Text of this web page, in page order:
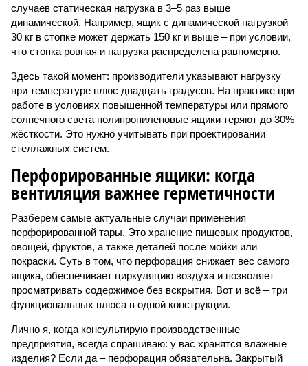
случаев статическая нагрузка в 3–5 раз выше
динамической. Например, ящик с динамической нагрузкой
30 кг в стопке может держать 150 кг и выше – при условии,
что стопка ровная и нагрузка распределена равномерно.
Здесь такой момент: производители указывают нагрузку
при температуре плюс двадцать градусов. На практике при
работе в условиях повышенной температуры или прямого
солнечного света полипропиленовые ящики теряют до 30%
жёсткости. Это нужно учитывать при проектировании
стеллажных систем.
Перфорированные ящики: когда
вентиляция важнее герметичности
Разберём самые актуальные случаи применения
перфорированной тары. Это хранение пищевых продуктов,
овощей, фруктов, а также деталей после мойки или
покраски. Суть в том, что перфорация снижает вес самого
ящика, обеспечивает циркуляцию воздуха и позволяет
просматривать содержимое без вскрытия. Вот и всё – три
функциональных плюса в одной конструкции.
Лично я, когда консультирую производственные
предприятия, всегда спрашиваю: у вас хранятся влажные
изделия? Если да – перфорация обязательна. Закрытый